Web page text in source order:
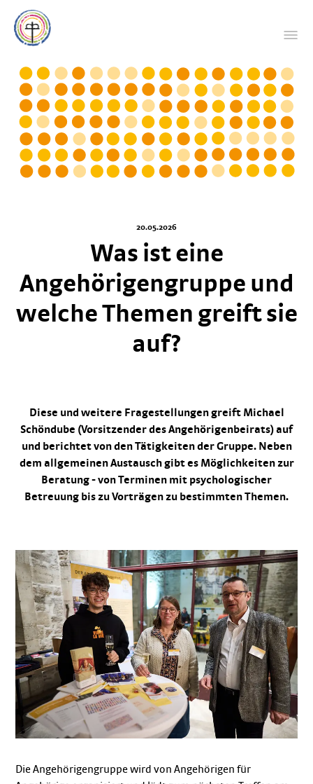
20.05.2026
Was ist eine
Angehörigengruppe und
welche Themen greift sie
auf?
Diese und weitere Fragestellungen greift Michael
Schöndube (Vorsitzender des Angehörigenbeirats) auf
und berichtet von den Tätigkeiten der Gruppe. Neben
dem allgemeinen Austausch gibt es Möglichkeiten zur
Beratung - von Terminen mit psychologischer
Betreuung bis zu Vorträgen zu bestimmten Themen.
Die Angehörigengruppe wird von Angehörigen für